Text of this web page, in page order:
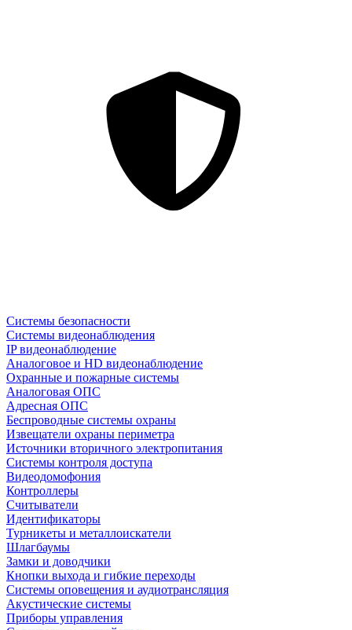
Системы безопасности
Системы видеонаблюдения
IP видеонаблюдение
Аналоговое и HD видеонаблюдение
Охранные и пожарные системы
Аналоговая ОПС
Адресная ОПС
Беспроводные системы охраны
Извещатели охраны периметра
Источники вторичного электропитания
Системы контроля доступа
Видеодомофония
Контроллеры
Считыватели
Идентификаторы
Турникеты и металлоискатели
Шлагбаумы
Замки и доводчики
Кнопки выхода и гибкие переходы
Системы оповещения и аудиотрансляция
Акустические системы
Приборы управления